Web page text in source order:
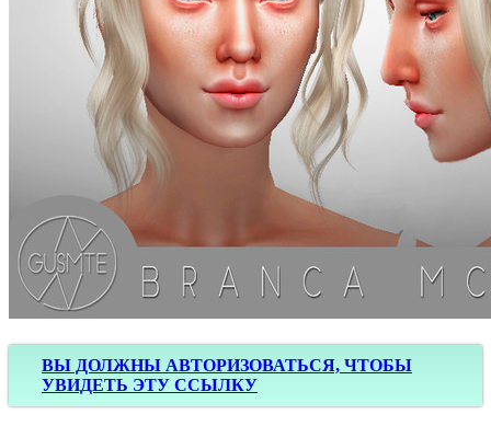
ВЫ ДОЛЖНЫ АВТОРИЗОВАТЬСЯ, ЧТОБЫ
УВИДЕТЬ ЭТУ ССЫЛКУ